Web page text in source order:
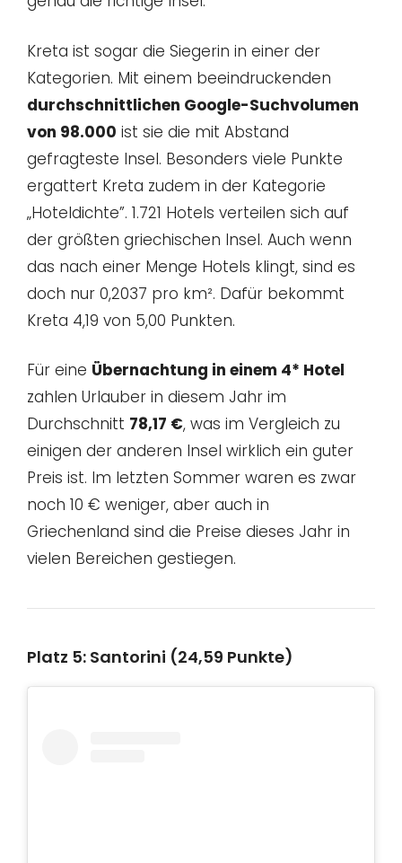
Kreta ist sogar die Siegerin in einer der
Kategorien. Mit einem beeindruckenden
durchschnittlichen Google-Suchvolumen
von 98.000 ist sie die mit Abstand
gefragteste Insel. Besonders viele Punkte
ergattert Kreta zudem in der Kategorie
„Hoteldichte”. 1.721 Hotels verteilen sich auf
der größten griechischen Insel. Auch wenn
das nach einer Menge Hotels klingt, sind es
doch nur 0,2037 pro km². Dafür bekommt
Kreta 4,19 von 5,00 Punkten.
Für eine Übernachtung in einem 4* Hotel
zahlen Urlauber in diesem Jahr im
Durchschnitt 78,17 €, was im Vergleich zu
einigen der anderen Insel wirklich ein guter
Preis ist. Im letzten Sommer waren es zwar
noch 10 € weniger, aber auch in
Griechenland sind die Preise dieses Jahr in
vielen Bereichen gestiegen.
Platz 5: Santorini (24,59 Punkte)